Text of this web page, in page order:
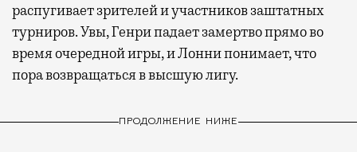
распугивает зрителей и участников заштатных
турниров. Увы, Генри падает замертво прямо во
время очередной игры, и Лонни понимает, что
пора возвращаться в высшую лигу.
ПРОДОЛЖЕНИЕ НИЖЕ